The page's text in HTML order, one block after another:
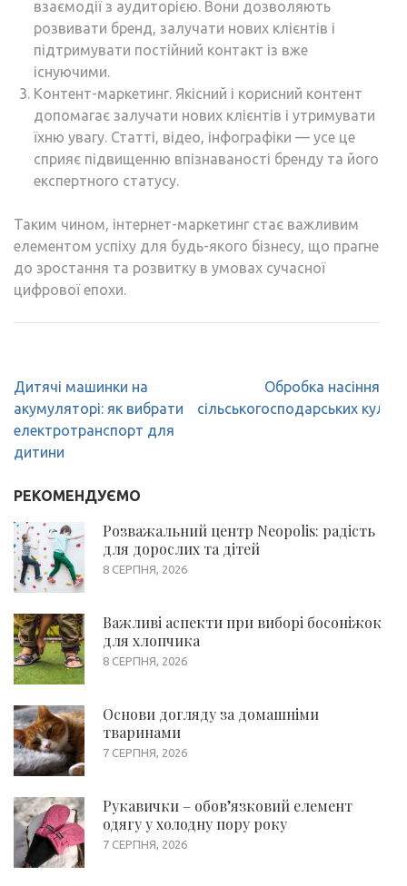
взаємодії з аудиторією. Вони дозволяють
розвивати бренд, залучати нових клієнтів і
підтримувати постійний контакт із вже
існуючими.
Контент-маркетинг. Якісний і корисний контент
допомагає залучати нових клієнтів і утримувати
їхню увагу. Статті, відео, інфографіки — усе це
сприяє підвищенню впізнаваності бренду та його
експертного статусу.
Таким чином, інтернет-маркетинг стає важливим
елементом успіху для будь-якого бізнесу, що прагне
до зростання та розвитку в умовах сучасної
цифрової епохи.
Навігація
записів
Дитячі машинки на
акумуляторі: як вибрати
електротранспорт для
дитини
Обробка насіння
сільськогосподарських
РЕКОМЕНДУЄМО
Розважальний центр Neopolis: радість
для дорослих та дітей
8 СЕРПНЯ, 2026
Важливі аспекти при виборі босоніжок
для хлопчика
8 СЕРПНЯ, 2026
Основи догляду за домашніми
тваринами
7 СЕРПНЯ, 2026
Рукавички – обов’язковий елемент
одягу у холодну пору року
7 СЕРПНЯ, 2026